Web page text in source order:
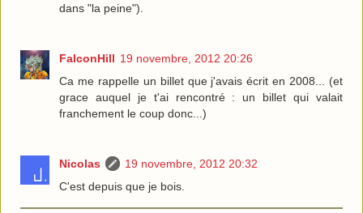
dans "la peine").
FalconHill 19 novembre, 2012 20:26
Ca me rappelle un billet que j'avais écrit en 2008... (et
grace auquel je t'ai rencontré : un billet qui valait
franchement le coup donc...)
Nicolas
19 novembre, 2012 20:32
C'est depuis que je bois.